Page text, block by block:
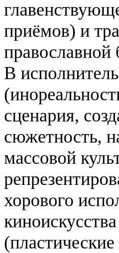
приёмов) и
В
сценария,
сюжетность,
массовой
хорового